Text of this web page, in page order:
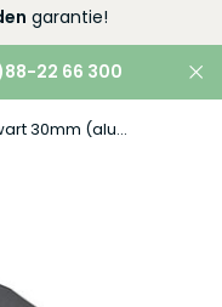
22 66 300
30mm (alu...